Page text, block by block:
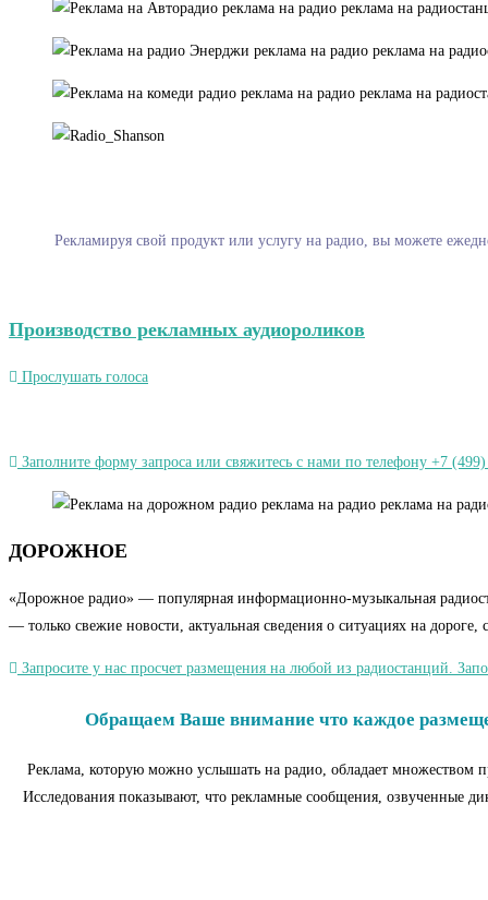
Рекламируя свой продукт или услугу на радио, вы можете
Производство рекламных аудиороликов
Прослушать голоса
Заполните форму запроса или свяжитесь с нами по телефону +7
ДОРОЖНОЕ
«Дорожное радио» — популярная информационно-музыкальная
— только свежие новости, актуальная сведения о ситуациях на
Запросите у нас просчет размещения на любой из радиостанций.
Обращаем Ваше внимание что каждое
Реклама, которую можно услышать на радио, обладает множеством
Исследования показывают, что рекламные сообщения, озвученные